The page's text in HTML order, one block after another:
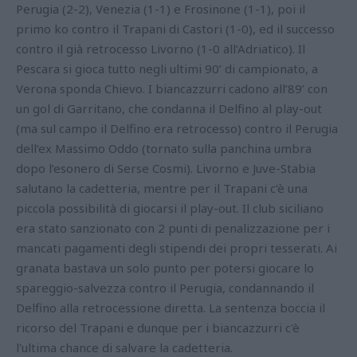
Perugia (2-2), Venezia (1-1) e Frosinone (1-1), poi il
primo ko contro il Trapani di Castori (1-0), ed il successo
contro il già retrocesso Livorno (1-0 all’Adriatico). Il
Pescara si gioca tutto negli ultimi 90’ di campionato, a
Verona sponda Chievo. I biancazzurri cadono all’89’ con
un gol di Garritano, che condanna il Delfino al play-out
(ma sul campo il Delfino era retrocesso) contro il Perugia
dell’ex Massimo Oddo (tornato sulla panchina umbra
dopo l’esonero di Serse Cosmi). Livorno e Juve-Stabia
salutano la cadetteria, mentre per il Trapani c’è una
piccola possibilità di giocarsi il play-out. Il club siciliano
era stato sanzionato con 2 punti di penalizzazione per i
mancati pagamenti degli stipendi dei propri tesserati. Ai
granata bastava un solo punto per potersi giocare lo
spareggio-salvezza contro il Perugia, condannando il
Delfino alla retrocessione diretta. La sentenza boccia il
ricorso del Trapani e dunque per i biancazzurri c'è
l'ultima chance di salvare la cadetteria.